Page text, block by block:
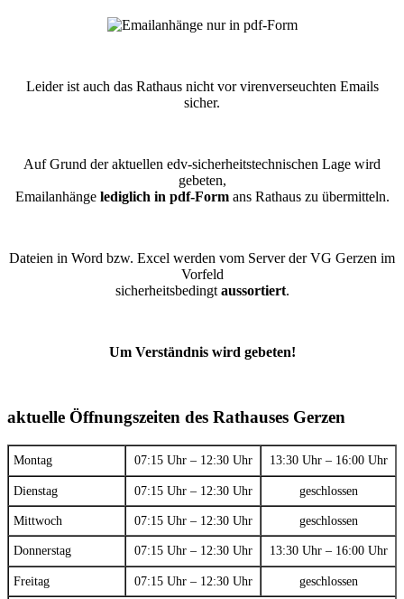
Leider ist auch das Rathaus nicht vor virenverseuchten Emails
sicher.
Auf Grund der aktuellen edv-sicherheitstechnischen Lage wird
gebeten,
Emailanhänge lediglich in pdf-Formans Rathaus zu übermitteln.
Dateien in Word bzw. Excel werden vom Server der VG Gerzen im
Vorfeld
sicherheitsbedingt aussortiert.
Um Verständnis wird gebeten!
aktuelle Öffnungszeiten des Rathauses Gerzen
Montag 07:15 Uhr – 12:30 Uhr 13:30 Uhr – 16:00 Uhr
Dienstag 07:15 Uhr – 12:30 Uhr geschlossen
Mittwoch 07:15 Uhr – 12:30 Uhr geschlossen
Donnerstag 07:15 Uhr – 12:30 Uhr 13:30 Uhr – 16:00 Uhr
Freitag 07:15 Uhr – 12:30 Uhr geschlossen